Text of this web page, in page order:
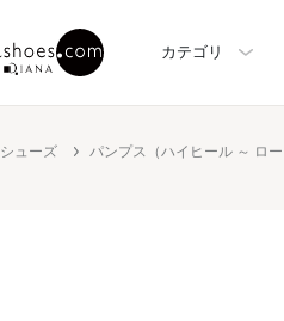
カテゴリ
シューズ パンプス（ハイヒール ～ ロ